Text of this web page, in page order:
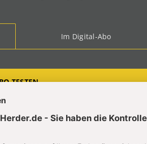
Im Digital-Abo
TESTEN